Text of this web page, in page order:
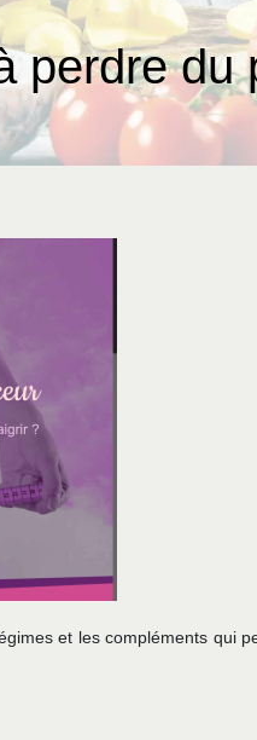
perdre du
et les compléments qui